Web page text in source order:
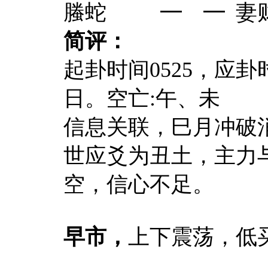
螣蛇 ━ ━ 妻财
简评：
起卦时间0525，应
日。 空亡:午、未
信息关联，巳月冲破
世应爻为丑土，主力
空，信心不足。
早市， 上下震荡， 低